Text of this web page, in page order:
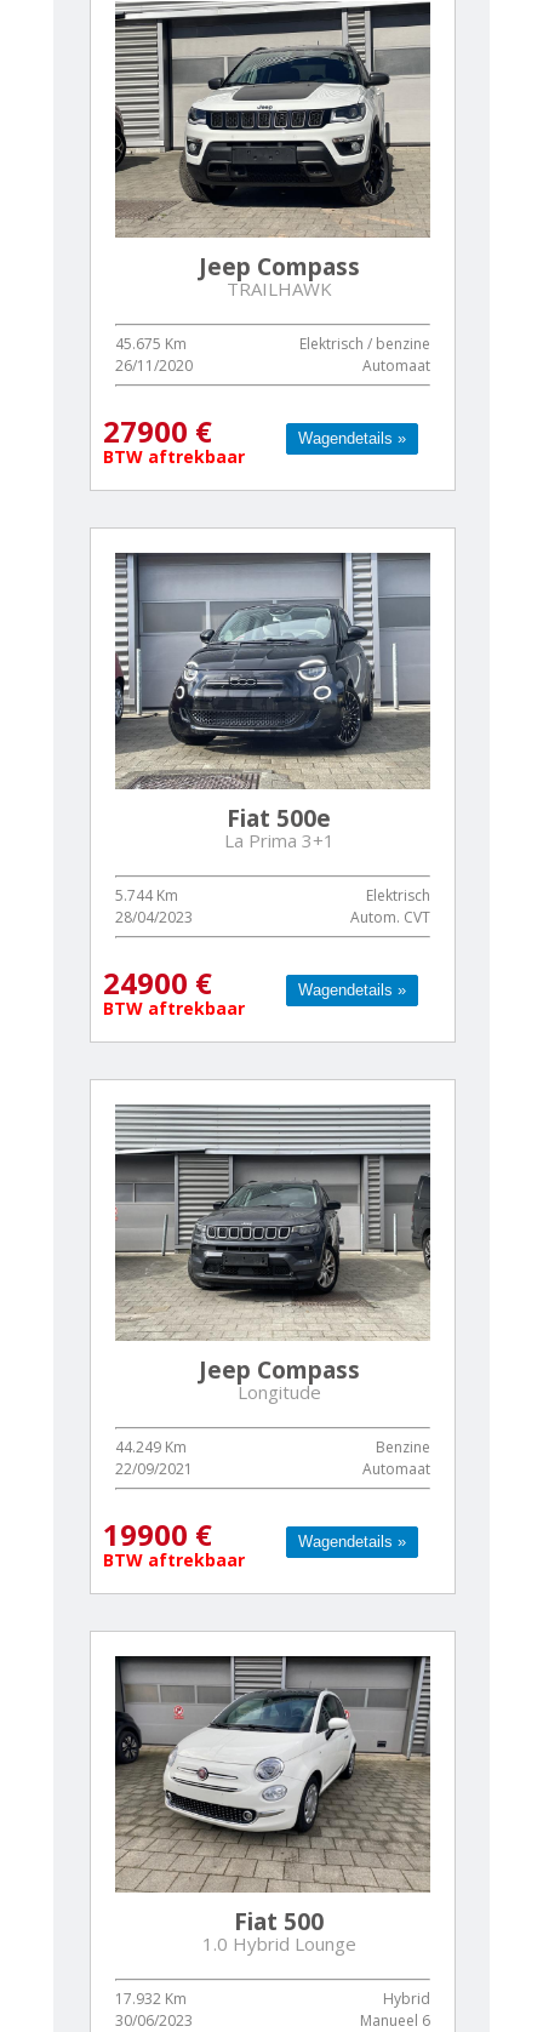
Wagendetails »
Jeep Compass
TRAILHAWK
45.675 Km
Elektrisch / benzine
26/11/2020
Automaat
27900 €
BTW aftrekbaar
Wagendetails »
Wagendetails »
Fiat 500e
La Prima 3+1
5.744 Km
Elektrisch
28/04/2023
Autom. CVT
24900 €
BTW aftrekbaar
Wagendetails »
Wagendetails »
Jeep Compass
Longitude
44.249 Km
Benzine
22/09/2021
Automaat
19900 €
BTW aftrekbaar
Wagendetails »
Fiat 500
1.0 Hybrid Lounge
17.932 Km
Hybrid
30/06/2023
Manueel 6